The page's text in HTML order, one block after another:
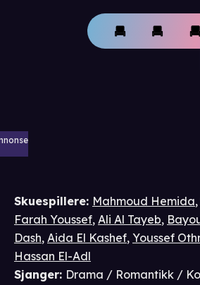
Skuespillere: Mahmoud Hemida,
Farah Youssef, Ali Al Tayeb,
Dash, Aida El Kashef, Youssef
Hassan El-Adl
Sjanger: Drama / Romantikk /